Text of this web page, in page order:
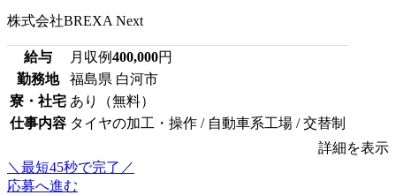
株式会社BREXA Next
給与 月収例400,000円
勤務地
福島県 白河市
寮・社宅 あり（無料）
仕事内容 タイヤの加工・操作 / 自動車系工場 / 交替制
詳細を表示
＼最短45秒で完了／
応募へ進む